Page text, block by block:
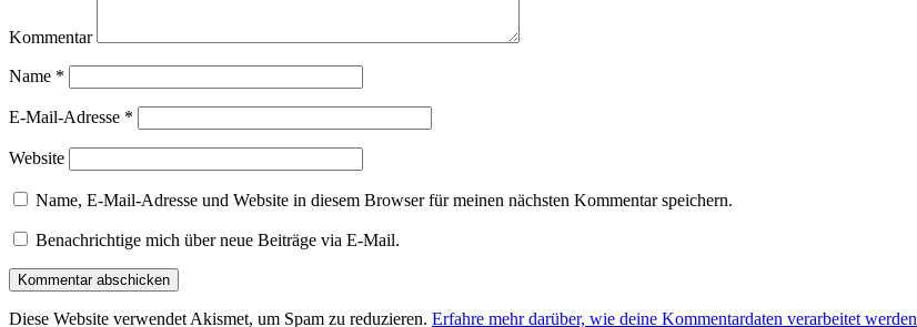
Kommentar
Name *
E-Mail-Adresse *
Website
Name, E-Mail-Adresse und Website in diesem Browser für meinen nächsten Kommentar speichern.
Benachrichtige mich über neue Beiträge via E-Mail.
Diese Website verwendet Akismet, um Spam zu reduzieren. Erfahre mehr darüber, wie deine Kommentardaten verarbeitet werden